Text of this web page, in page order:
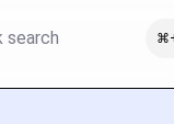
search